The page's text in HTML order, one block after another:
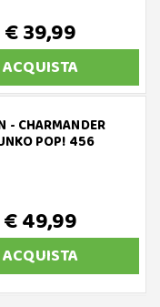
€ 39,99
ACQUISTA
- CHARMANDER
POP! 456
€ 49,99
ACQUISTA